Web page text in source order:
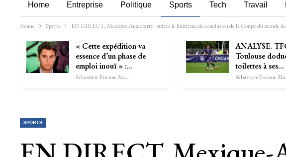
Home Entreprise Politique Sports Tech Travail
Home Sports EN DIRECT, Mexique-Angleterre : suivez le huitième de conclusion de la Coupe du monde
« Cette expédition va
essence d’un phase de
emploi inouï » :…
Sébastien-Étienne Marechal
ANALYSE.
Toulouse
toilettes à ses…
SPORTS